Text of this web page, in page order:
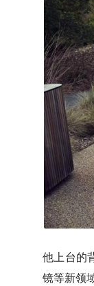
他上台的
镜等新领